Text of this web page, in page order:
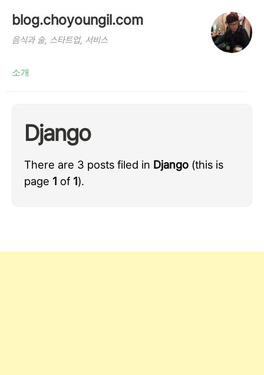
blog.choyoungil.com
음식과 술, 스타트업, 서비스
소개
Django
There are 3 posts filed in Django (this is
page 1 of 1).